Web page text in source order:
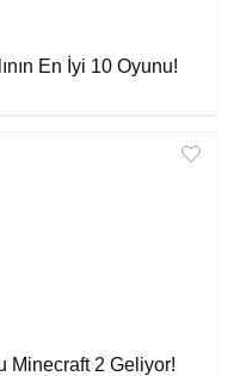
En İyi 10 Oyunu!
Minecraft 2 Geliyor!